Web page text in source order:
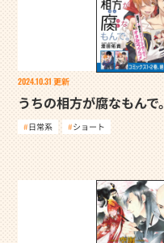
2024.10.31 更新
うちの相方が腐なもんで。
日常系 ショート